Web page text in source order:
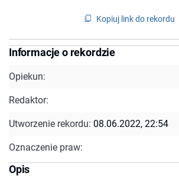
Kopiuj link do rekordu
Informacje o rekordzie
Opiekun:
Redaktor:
Utworzenie rekordu: 08.06.2022, 22:54
Oznaczenie praw:
Opis